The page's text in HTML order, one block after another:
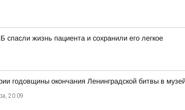
спасли жизнь пациента и сохранили его легкое
годовщины окончания Ленинградской битвы в
20:09